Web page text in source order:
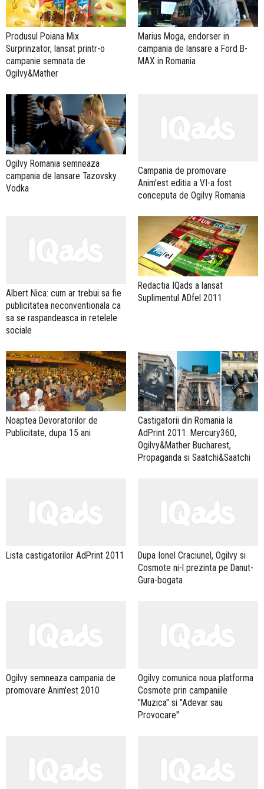
Produsul Poiana Mix
Surprinzator, lansat printr-o
campanie semnata de
Ogilvy&Mather
Marius Moga, endorser in
campania de lansare a Ford B-
MAX in Romania
Ogilvy Romania semneaza
campania de lansare Tazovsky
Vodka
Campania de promovare
Anim'est editia a VI-a fost
conceputa de Ogilvy Romania
Albert Nica: cum ar trebui sa fie
publicitatea neconventionala ca
sa se raspandeasca in retelele
sociale
Redactia IQads a lansat
Suplimentul ADfel 2011
Noaptea Devoratorilor de
Publicitate, dupa 15 ani
Castigatorii din Romania la
AdPrint 2011: Mercury360,
Ogilvy&Mather Bucharest,
Propaganda si Saatchi&Saatchi
Lista castigatorilor AdPrint 2011
Dupa Ionel Craciunel, Ogilvy si
Cosmote ni-l prezinta pe Danut-
Gura-bogata
Ogilvy semneaza campania de
promovare Anim'est 2010
Ogilvy comunica noua platforma
Cosmote prin campaniile
"Muzica" si "Adevar sau
Provocare"